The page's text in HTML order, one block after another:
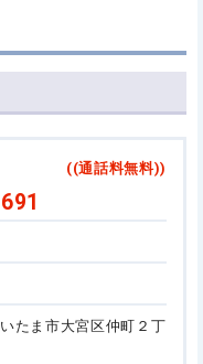
((通話料無料))
たま市大宮区仲町２丁